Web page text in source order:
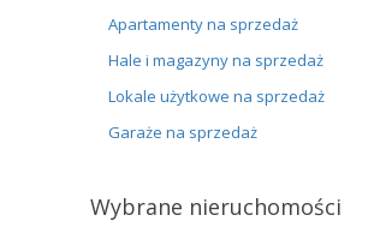
Apartamenty na sprzedaż
Hale i magazyny na sprzedaż
Lokale użytkowe na sprzedaż
Garaże na sprzedaż
Wybrane nieruchomości